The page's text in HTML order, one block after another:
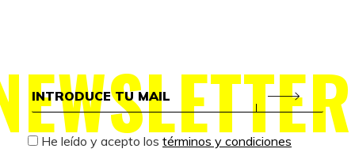
He leído y acepto los términos y condiciones